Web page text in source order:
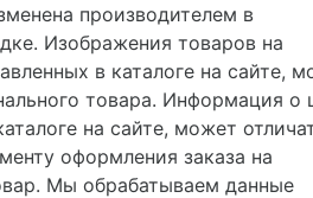
производителем в
Изображения товаров на
в каталоге на сайте,
товара. Информация о
на сайте, может
оформления заказа на
Мы обрабатываем данные